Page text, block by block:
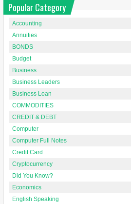
Popular Category
Accounting
Annuities
BONDS
Budget
Business
Business Leaders
Business Loan
COMMODITIES
CREDIT & DEBT
Computer
Computer Full Notes
Credit Card
Cryptocurrency
Did You Know?
Economics
English Speaking